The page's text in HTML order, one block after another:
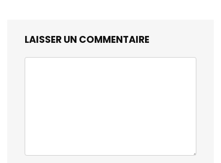
LAISSER UN COMMENTAIRE